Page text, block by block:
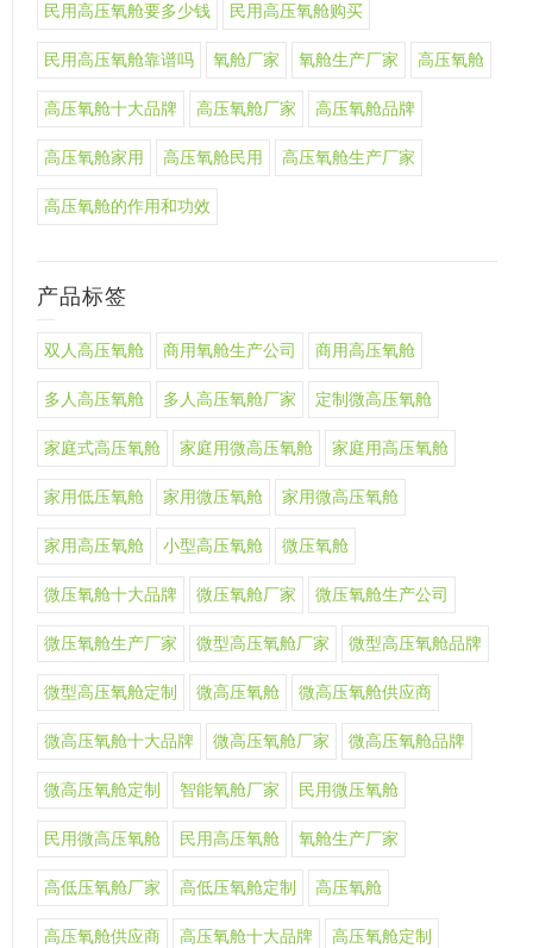
民用高压氧舱要多少钱 民用高压氧舱购买
民用高压氧舱靠谱吗 氧舱厂家 氧舱生产厂家 高压氧舱
高压氧舱十大品牌 高压氧舱厂家 高压氧舱品牌
高压氧舱家用 高压氧舱民用 高压氧舱生产厂家
高压氧舱的作用和功效
产品标签
双人高压氧舱 商用氧舱生产公司 商用高压氧舱
多人高压氧舱 多人高压氧舱厂家 定制微高压氧舱
家庭式高压氧舱 家庭用微高压氧舱 家庭用高压氧舱
家用低压氧舱 家用微压氧舱 家用微高压氧舱
家用高压氧舱 小型高压氧舱 微压氧舱
微压氧舱十大品牌 微压氧舱厂家 微压氧舱生产公司
微压氧舱生产厂家 微型高压氧舱厂家 微型高压氧舱品牌
微型高压氧舱定制 微高压氧舱 微高压氧舱供应商
微高压氧舱十大品牌 微高压氧舱厂家 微高压氧舱品牌
微高压氧舱定制 智能氧舱厂家 民用微压氧舱
民用微高压氧舱 民用高压氧舱 氧舱生产厂家
高低压氧舱厂家 高低压氧舱定制 高压氧舱
高压氧舱供应商 高压氧舱十大品牌 高压氧舱定制